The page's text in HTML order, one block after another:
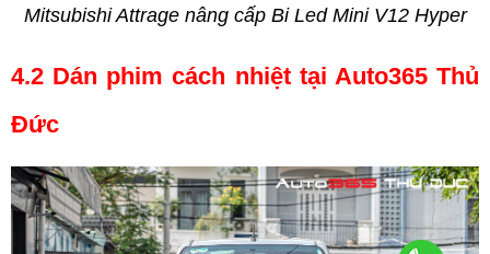
Mitsubishi Attrage nâng cấp Bi Led Mini V12 Hyper
4.2 Dán phim cách nhiệt tại Auto365 Thủ
Đức